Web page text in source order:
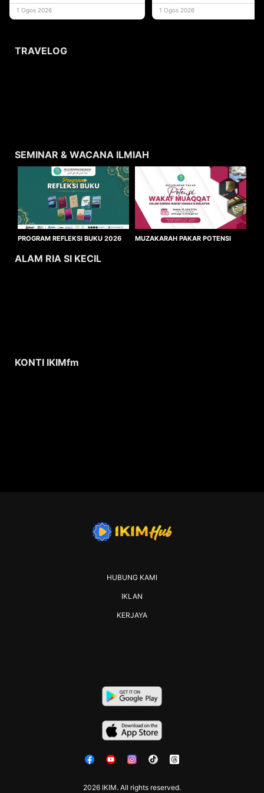
yang memberi ma
1 Ogos 2026
1 Ogos 2026
TRAVELOG
SEMINAR & WACANA ILMIAH
PROGRAM REFLEKSI BUKU 2026
MUZAKARAH PAKAR POTENSI
ALAM RIA SI KECIL
KONTI IKIMfm
2026 IKIM. All rights reserved.
HUBUNG KAMI
IKLAN
KERJAYA